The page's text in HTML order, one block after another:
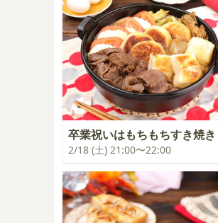
卒業祝いはもちもちすき焼き
2/18 (土) 21:00〜22:00